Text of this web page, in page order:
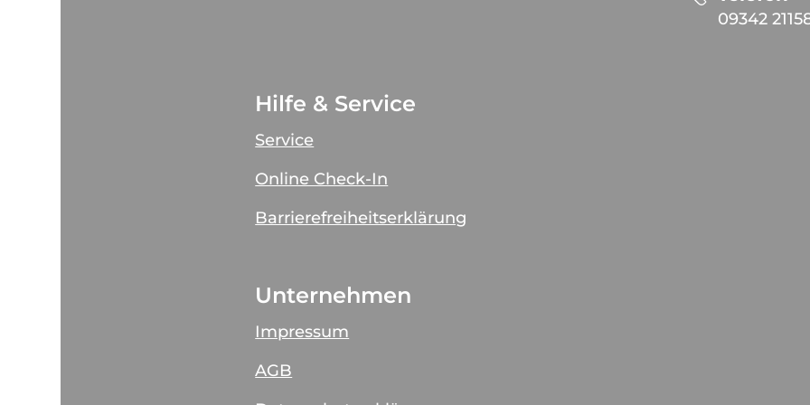
09342
Hilfe & Service
Service
Online Check-In
Barrierefreiheitserklärung
Unternehmen
Impressum
AGB